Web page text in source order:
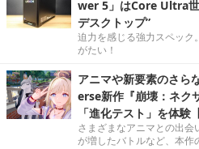
wer 5」はCore Ultra
デスクトップ”
迫力を感じる強力スペック
がたい！
アニマや新要素のさら
erse新作『崩壊：ネク
「進化テスト」を体験
さまざまなアニマとの出
が増したバトルなど、本作